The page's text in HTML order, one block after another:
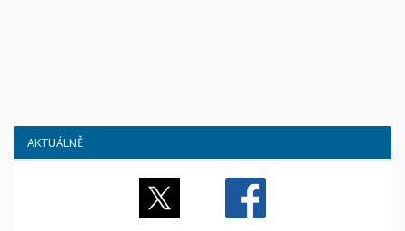
AKTUÁLNĚ